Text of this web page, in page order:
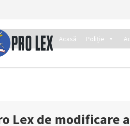
Acasă Poliție
Lex de modificare